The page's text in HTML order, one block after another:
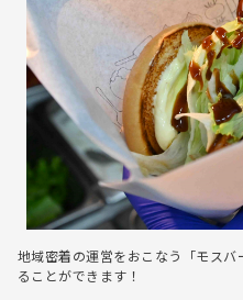
地域密着の運営をおこなう「モス
ることができます！